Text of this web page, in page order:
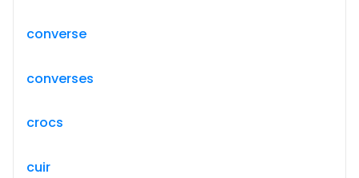
converse
converses
crocs
cuir